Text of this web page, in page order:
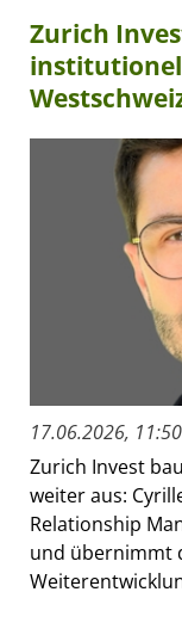
Zurich
17.06.2026,
Zurich Invest
weiter aus:
Relationship
und übernimmt